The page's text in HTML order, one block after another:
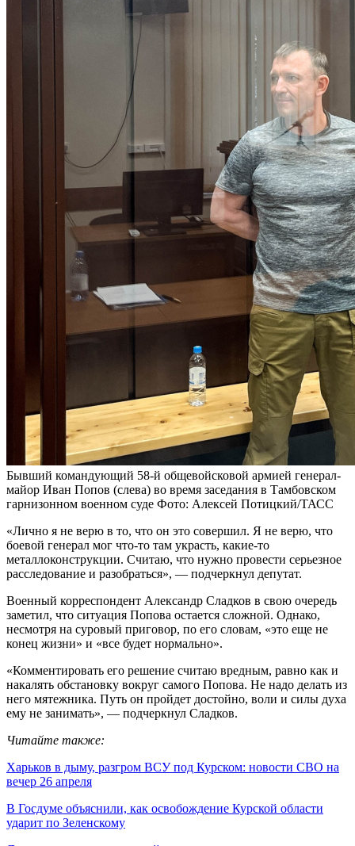
Бывший командующий 58-й общевойсковой армией генерал-
майор Иван Попов (слева) во время заседания в Тамбовском
гарнизонном военном суде Фото: Алексей Потицкий/ТАСС
«Лично я не верю в то, что он это совершил. Я не верю, что
боевой генерал мог что-то там украсть, какие-то
металлоконструкции. Считаю, что нужно провести серьезное
расследование и разобраться», — подчеркнул депутат.
Военный корреспондент Александр Сладков в свою очередь
заметил, что ситуация Попова остается сложной. Однако,
несмотря на суровый приговор, по его словам, «это еще не
конец жизни» и «все будет нормально».
«Комментировать его решение считаю вредным, равно как и
накалять обстановку вокруг самого Попова. Не надо делать из
него мятежника. Путь он пройдет достойно, воли и силы духа
ему не занимать», — подчеркнул Сладков.
Читайте также:
Харьков в дыму, разгром ВСУ под Курском: новости СВО на
вечер 26 апреля
В Госдуме объяснили, как освобождение Курской области
ударит по Зеленскому